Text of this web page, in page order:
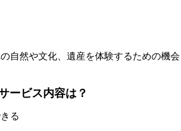
自然や文化、遺産を体験するための機
ービス内容は？
る